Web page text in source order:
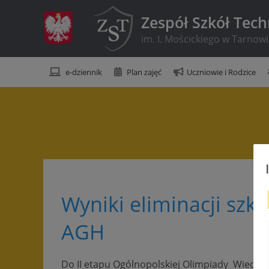
Zespół Szkół
im. I. Mościckiego w
e-dziennik Plan zajęć Uczniowie i Rodzice
Wyniki eliminacji
AGH
Do II etapu Ogólnopolskiej Olimpiady